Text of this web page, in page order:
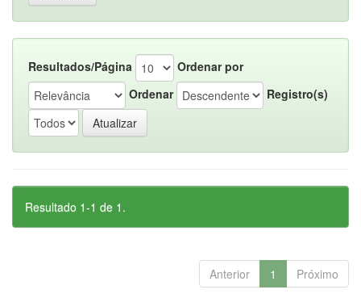
Resultados/Página
Ordenar por
Ordenar
Registro(s)
Resultado 1-1 de 1.
Anterior 1 Próximo